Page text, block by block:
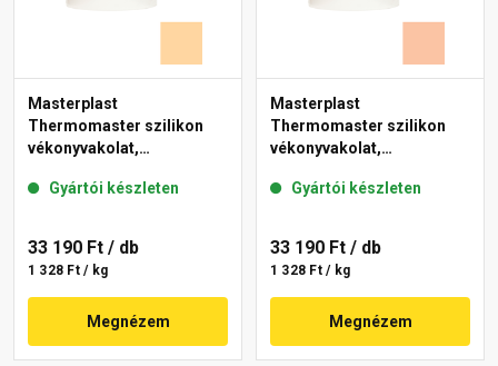
Masterplast
Thermomaster szilikon
vékonyvakolat,
06-E 25 kg
Gyártói készleten
33 190 Ft / db
1 328 Ft / kg
Megnézem
Masterplast
Thermomaster szilikon
vékonyvakolat,
11-D 25 kg
Gyártói készleten
33 190 Ft / db
1 328 Ft / kg
Megnézem